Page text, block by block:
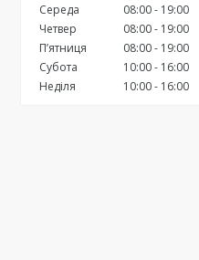
Середа
08:00
19:00
Четвер
08:00
19:00
Пʼятниця
08:00
19:00
Субота
10:00
16:00
Неділя
10:00 16:00